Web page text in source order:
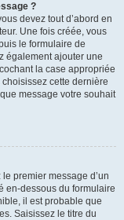
?
devez tout d’abord en
Une fois créée, vous
le formulaire de
également ajouter une
la case appropriée
cette dernière
message votre souhait
premier message d’un
en-dessous du formulaire
il est probable que
Saisissez le titre du